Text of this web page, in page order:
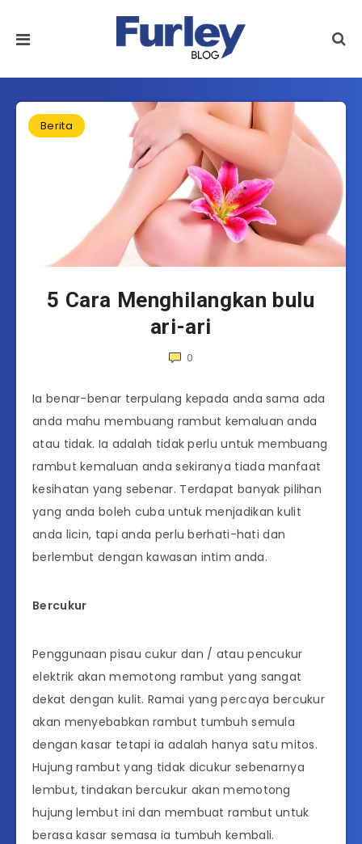
Berita
5 Cara Menghilangkan bulu
ari-ari
0
Ia benar-benar terpulang kepada anda sama ada
anda mahu membuang rambut kemaluan anda
atau tidak. Ia adalah tidak perlu untuk membuang
rambut kemaluan anda sekiranya tiada manfaat
kesihatan yang sebenar. Terdapat banyak pilihan
yang anda boleh cuba untuk menjadikan kulit
anda licin, tapi anda perlu berhati-hati dan
berlembut dengan kawasan intim anda.
Bercukur
Penggunaan pisau cukur dan / atau pencukur
elektrik akan memotong rambut yang sangat
dekat dengan kulit. Ramai yang percaya bercukur
akan menyebabkan rambut tumbuh semula
dengan kasar tetapi ia adalah hanya satu mitos.
Hujung rambut yang tidak dicukur sebenarnya
lembut, tindakan bercukur akan memotong
hujung lembut ini dan membuat rambut untuk
berasa kasar semasa ia tumbuh kembali.